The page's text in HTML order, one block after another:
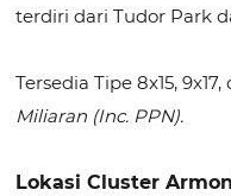
terdiri dari Tudor Park
Tersedia Tipe 8x15,
Miliaran (Inc. PPN).
Lokasi Cluster